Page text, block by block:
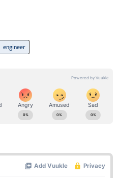
engineer